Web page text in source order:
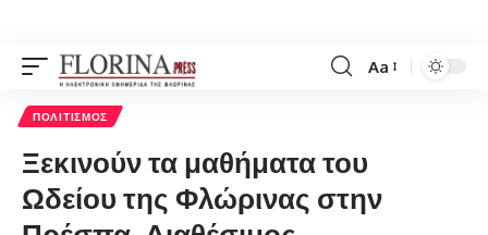
Font
Aa
ΠΟΛΙΤΙΣΜΌΣ
Ξεκινούν τα μαθήματα του
Ωδείου της Φλώρινας στην